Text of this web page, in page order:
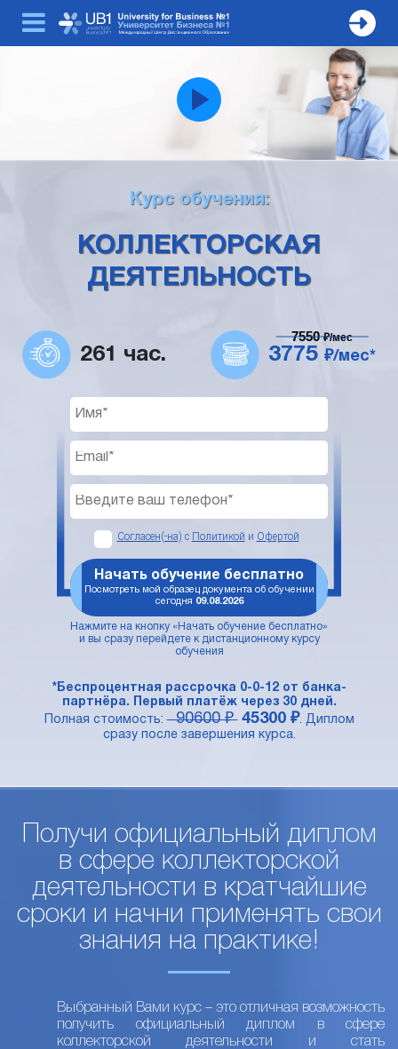
Курс обучения:
КОЛЛЕКТОРСКАЯ
ДЕЯТЕЛЬНОСТЬ
261 час. 3775 ₽/мес*
7550₽/мес
Согласен(-на) с Политикой и Офертой
Начать обучение бесплатно
Посмотреть мой образец документа об обучении
сегодня 09.08.2026
Нажмите на кнопку «Начать обучение бесплатно»
и вы сразу перейдете к дистанционному курсу
обучения
*Беспроцентная рассрочка 0-0-12 от банка-
партнёра. Первый платёж через 30 дней.
Полная стоимость:90600 ₽ 45300 ₽. Диплом
сразу после завершения курса.
Получи официальный диплом
в сфере коллекторской
деятельности в кратчайшие
сроки и начни применять свои
знания на практике!
Выбранный Вами курс – это отличная возможность
получить официальный диплом в сфере
коллекторской деятельности и стать